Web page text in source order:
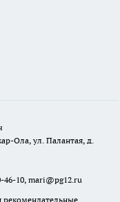
Ола, ул. Палантая, д.
46-10, mari@pg12.ru